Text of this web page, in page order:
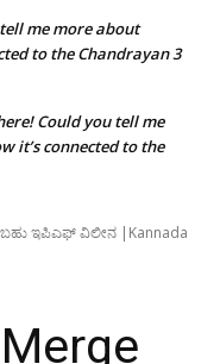
me more about
to the Chandrayan 3
Could you tell me
it’s connected to the